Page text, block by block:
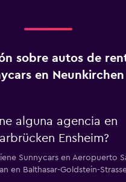
sobre autos de
en Neunkirchen
alguna agencia en
Ensheim?
Sunnycars en Aeropuerto
en Balthasar-Goldstein-